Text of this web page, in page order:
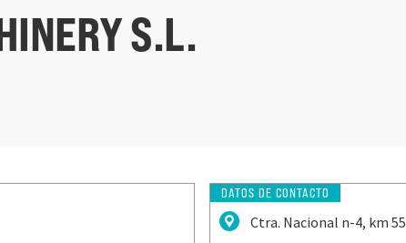
S.L.
Ctra. Nacional n-4, km
DATOS DE CONTACTO